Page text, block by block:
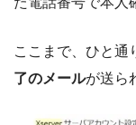
ここまで、ひと通
了のメールが送ら